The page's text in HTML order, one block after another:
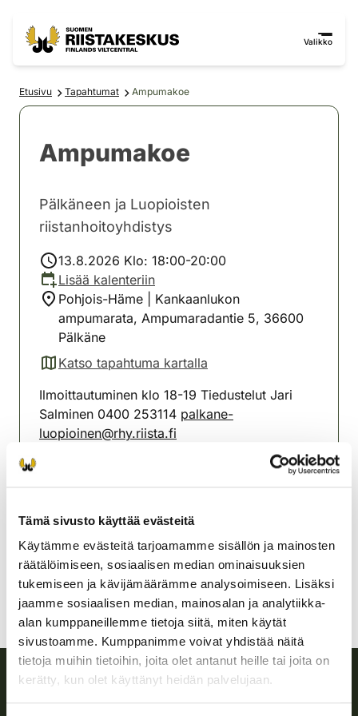
Tämä sivusto käyttää evästeitä
Käytämme evästeitä tarjoamamme sisällön ja mainosten
räätälöimiseen, sosiaalisen median ominaisuuksien
tukemiseen ja kävijämäärämme analysoimiseen. Lisäksi
jaamme sosiaalisen median, mainosalan ja analytiikka-
alan kumppaneillemme tietoja siitä, miten käytät
sivustoamme. Kumppanimme voivat yhdistää näitä
tietoja muihin tietoihin, joita olet antanut heille tai joita on
kerätty, kun olet käyttänyt heidän palvelujaan.
Valikko
Etusivu Tapahtumat Ampumakoe
Ampumakoe
Pälkäneen ja Luopioisten
riistanhoitoyhdistys
13.8.2026 Klo: 18:00-20:00
Lisää kalenteriin
Pohjois-Häme | Kankaanlukon
ampumarata, Ampumaradantie 5, 36600
Pälkäne
Katso tapahtuma kartalla
(avautuu uuteen välilehteen)
Ilmoittautuminen klo 18-19 Tiedustelut Jari
Salminen 0400 253114 palkane-
luopioinen@rhy.riista.fi
riistanhoitoyhdistys
0400 253 114
palkane-luopioinen@rhy.riista.fi